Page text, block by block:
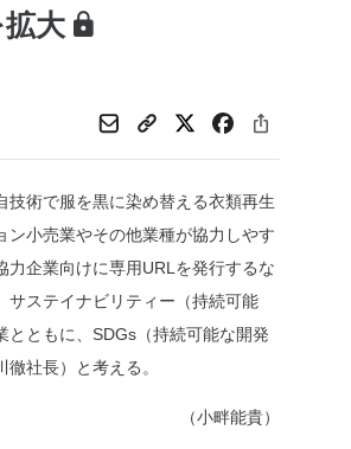
大
術で服を黒に染め替える衣類再生
小売業やその他業種が協力しやす
力企業向けに専用URLを発行するな
サステイナビリティー（持続可能
ともに、SDGs（持続可能な開発
社長）と考える。
（小畔能貴）